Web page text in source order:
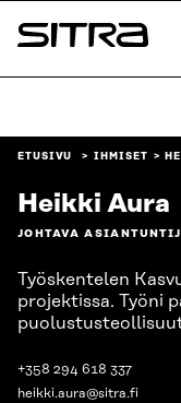
Siirry
suoraan
Sitra
ETUSIVU IHMISET
Heikki Aura
JOHTAVA
Työskentelen
projektissa. Työni
+358 294 618 337
heikki.aura@sitra.fi